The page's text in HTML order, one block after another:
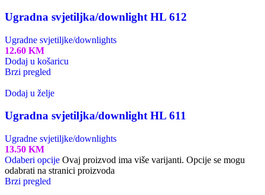
Ugradna svjetiljka/downlight HL 612
Ugradne svjetiljke/downlights
12.60 KM
Dodaj u košaricu
Brzi pregled
Dodaj u želje
Ugradna svjetiljka/downlight HL 611
Ugradne svjetiljke/downlights
13.50 KM
Odaberi opcije Ovaj proizvod ima više varijanti. Opcije se mogu
odabrati na stranici proizvoda
Brzi pregled